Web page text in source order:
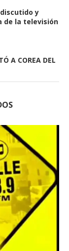
y
de la televisión
A COREA DEL